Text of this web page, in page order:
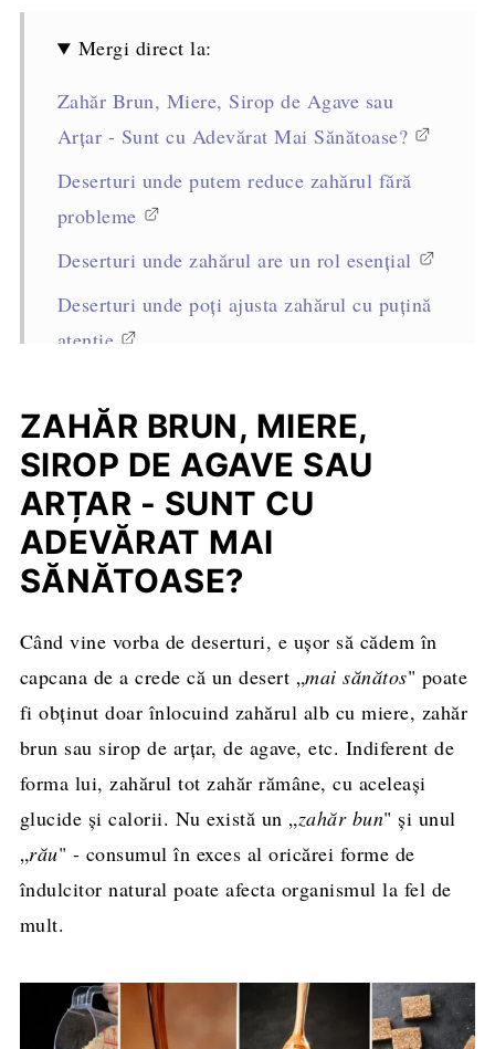
Mergi direct la:
Zahăr Brun, Miere, Sirop de Agave sau
Arțar - Sunt cu Adevărat Mai Sănătoase?
Deserturi unde putem reduce zahărul fără
probleme
Deserturi unde zahărul are un rol esențial
Deserturi unde poți ajusta zahărul cu puțină
atenție
ZAHĂR BRUN, MIERE,
SIROP DE AGAVE SAU
ARȚAR - SUNT CU
ADEVĂRAT MAI
SĂNĂTOASE?
Când vine vorba de deserturi, e ușor să cădem în
capcana de a crede că un desert „mai sănătos" poate
fi obținut doar înlocuind zahărul alb cu miere, zahăr
brun sau sirop de arțar, de agave, etc. Indiferent de
forma lui, zahărul tot zahăr rămâne, cu aceleași
glucide și calorii. Nu există un „zahăr bun" și unul
„rău" - consumul în exces al oricărei forme de
îndulcitor natural poate afecta organismul la fel de
mult.